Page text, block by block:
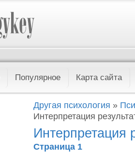
Популярное Карта сайта
Другая психология »
Интерпретация
Интерпретация
Страница 1